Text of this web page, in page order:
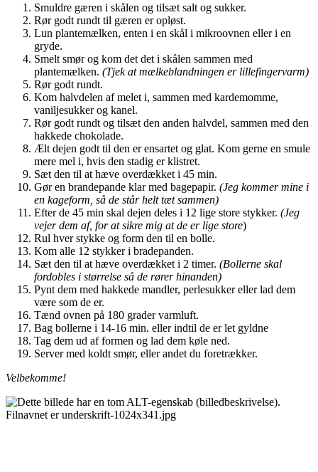
Smuldre gæren i skålen og tilsæt salt og sukker.
Rør godt rundt til gæren er opløst.
Lun plantemælken, enten i en skål i mikroovnen eller i en
gryde.
Smelt smør og kom det det i skålen sammen med
plantemælken. (Tjek at mælkeblandningen er lillefingervarm)
Rør godt rundt.
Kom halvdelen af melet i, sammen med kardemomme,
vaniljesukker og kanel.
Rør godt rundt og tilsæt den anden halvdel, sammen med den
hakkede chokolade.
Ælt dejen godt til den er ensartet og glat. Kom gerne en smule
mere mel i, hvis den stadig er klistret.
Sæt den til at hæve overdækket i 45 min.
Gør en brandepande klar med bagepapir. (Jeg kommer mine i
en kageform, så de står helt tæt sammen)
Efter de 45 min skal dejen deles i 12 lige store stykker. (Jeg
vejer dem af, for at sikre mig at de er lige store)
Rul hver stykke og form den til en bolle.
Kom alle 12 stykker i bradepanden.
Sæt den til at hæve overdækket i 2 timer. (Bollerne skal
fordobles i størrelse så de rører hinanden)
Pynt dem med hakkede mandler, perlesukker eller lad dem
være som de er.
Tænd ovnen på 180 grader varmluft.
Bag bollerne i 14-16 min. eller indtil de er let gyldne
Tag dem ud af formen og lad dem køle ned.
Server med koldt smør, eller andet du foretrækker.
Velbekomme!